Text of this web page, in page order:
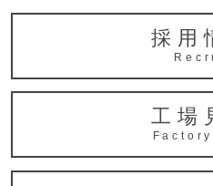
採用
工場